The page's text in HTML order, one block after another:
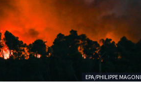
EPA/PHILIPPE MAGONI